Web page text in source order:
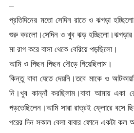
–
প্রতিদিনের মতো সেদিন রাতে ও ঝগড়া
শুরু করলো।সেদিন ও খুব ঝড় হচ্ছিলো।ঝগড়ার
মা রাগ করে বাসা থেকে বেরিয়ে পড়ছিলো।
আমি ও পিছন পিছন দৌড়ে গিয়েছিলাম।
কিন্তু বাবা যেতে দেয়নি।তবে মাকে ও
নি।খুব কান্নাঁ করছিলাম।বাবা আমায় একা
পড়তেছিলেন।আমি সারা রাত্রই ফ্লোরে বসে
পরের দিন সকাল বেলা বাবার ফোনে একটা